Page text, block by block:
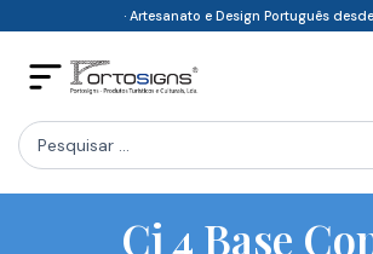
content
· Artesanato e Design Português
Search
...
Cj 4 Base